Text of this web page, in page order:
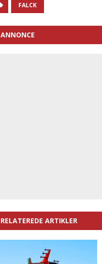
FALCK
ANNONCE
RELATEREDE ARTIKLER